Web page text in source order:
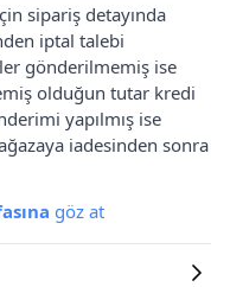
sipariş detayında
iptal talebi
gönderilmemiş ise
olduğun tutar kredi
yapılmış ise
iadesinden sonra
göz at